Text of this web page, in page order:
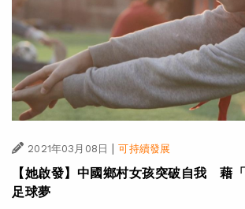
2021年03月08日 | 可持續發展
【她啟發】中國鄉村女孩突破自我 藉
足球夢